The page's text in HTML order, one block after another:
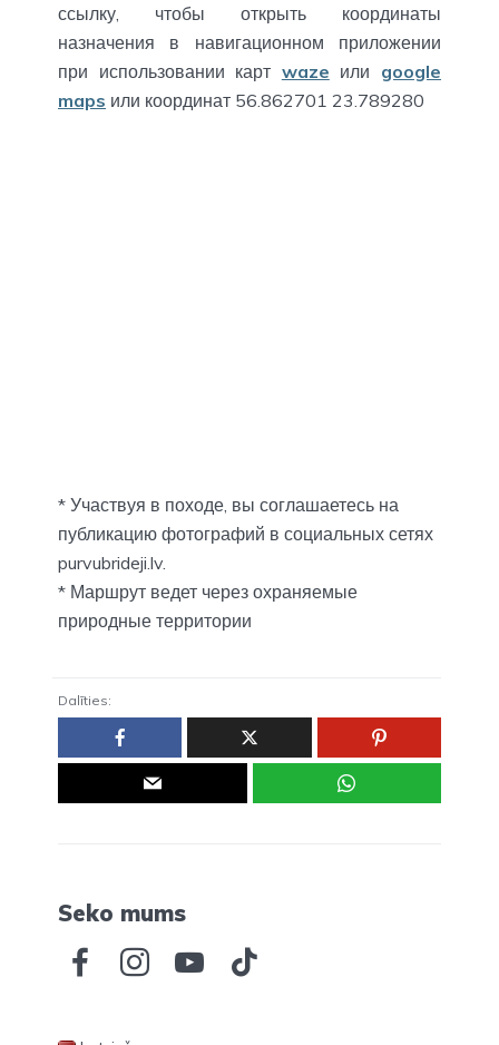
ссылку, чтобы открыть координаты
назначения в навигационном приложении
при использовании карт waze или google
maps или координат 56.862701 23.789280
* Участвуя в походе, вы соглашаетесь на
публикацию фотографий в социальных сетях
purvubrideji.lv.
* Маршрут ведет через охраняемые
природные территории
Dalīties:
Seko mums